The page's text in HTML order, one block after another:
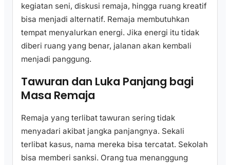
kegiatan seni, diskusi remaja, hingga ruang kreatif
bisa menjadi alternatif. Remaja membutuhkan
tempat menyalurkan energi. Jika energi itu tidak
diberi ruang yang benar, jalanan akan kembali
menjadi panggung.
Tawuran dan Luka Panjang bagi
Masa Remaja
Remaja yang terlibat tawuran sering tidak
menyadari akibat jangka panjangnya. Sekali
terlibat kasus, nama mereka bisa tercatat. Sekolah
bisa memberi sanksi. Orang tua menanggung